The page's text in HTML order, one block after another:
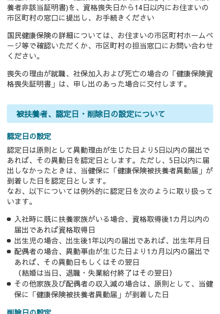
養者非該当証明書)を、資格喪失日から14日以内にお住まいの
市区町村の窓口に提出し、お手続きください
国民健康保険の詳細については、お住まいの市区町村ホームペ
ージ等で確認いただくか、市区町村の担当窓口にお問い合わせ
ください。
喪失の理由が就職、社保加入および死亡の場合の「健康保険資
格喪失証明書」は、申し出のあった場合に交付します。
被扶養者、認定日・削除日の設定について
認定日の設定
認定日は原則として異動理由が生じた日より5日以内の届出で
あれば、その異動日を認定日とします。ただし、5日以内に届
出しなかったときは、当健保に「健康保険被扶養者異動届」が
到着した日を認定日とします。
なお、以下については例外的に認定日を次のように取り扱って
います。
入社時に既に扶養家族がいる場合、資格取得後1カ月以内の
届出であれば資格取得日
出生児の場合、出生後1年以内の届出であれば、出生年月日
配偶者の場合、異動事由が生じた日より1カ月以内の届出で
あれば、その異動日もしくはその翌日
（結婚は当日、退職・失業給付終了はその翌日）
その他家族及び配偶者の収入減の場合は、原則として、当健
保に「健康保険被扶養者異動届」が到着した日